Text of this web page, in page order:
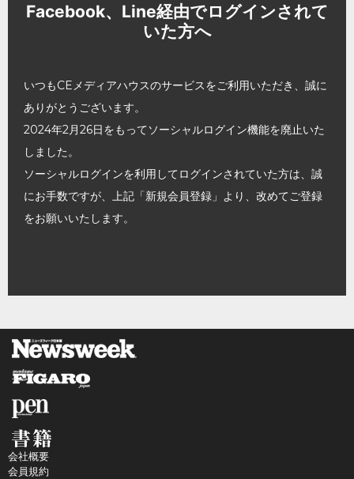
Facebook、Line経由でログインされて
いた方へ
いつもCEメディアハウスのサービスをご利用いただき、誠に
ありがとうございます。
2024年2月26日をもってソーシャルログイン機能を廃止いた
しました。
ソーシャルログインを利用してログインされていた方は、誠
にお手数ですが、上記「新規会員登録」より、改めてご登録
をお願いいたします。
会社概要
会員規約